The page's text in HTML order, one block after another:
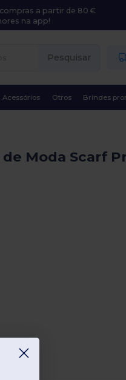
a partir de 80 €
na app!
Pesquisar
Acessórios Otros Brindes
Moda Scarf